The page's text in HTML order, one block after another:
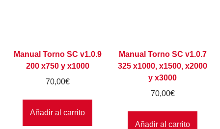
Manual Torno SC v1.0.9
200 x750 y x1000
70,00€
Añadir al carrito
Manual Torno SC v1.0.7
325 x1000, x1500, x2000
y x3000
70,00€
Añadir al carrito